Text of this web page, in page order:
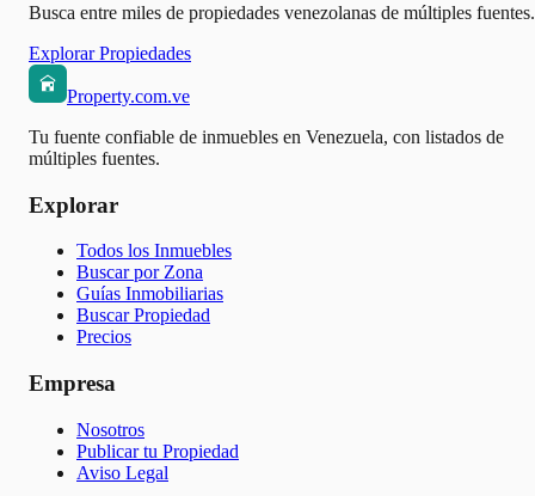
Busca entre miles de propiedades venezolanas de múltiples fuentes.
Explorar Propiedades
Property.com.ve
Tu fuente confiable de inmuebles en Venezuela, con listados de
múltiples fuentes.
Explorar
Todos los Inmuebles
Buscar por Zona
Guías Inmobiliarias
Buscar Propiedad
Precios
Empresa
Nosotros
Publicar tu Propiedad
Aviso Legal